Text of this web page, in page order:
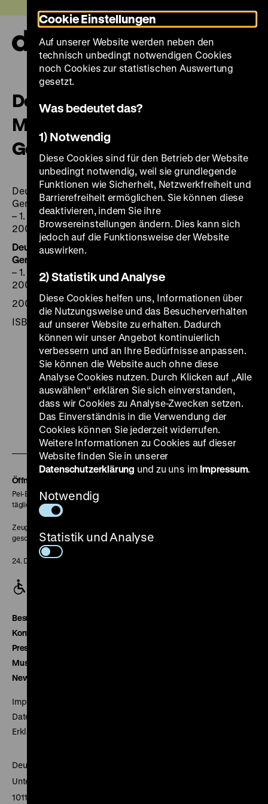
zum
Seiteninhalt
springen
Deutsches Historisches
Museum. Die Sammlung:
Gemälde
Deutsches Historisches Museum. Die Sammlung:
Gemälde / Hrsg.: Elisabeth Klotz und Dieter Vorsteher.
– 1. Aufl. – Heidelberg: Edition Braus im Wachter-Verlag,
2006. – 328 S.: zahlr. Ill., ISBN 3-89904-231-X
Deutsches Historisches Museum. Die Sammlung:
Gemälde
– 1. Aufl. – Heidelberg: Edition Braus im Wachter-Verlag,
2006. – 328 S.: zahlr. Ill., ISBN 3-89904-231-X
2006, Edition Braus im Wachter-Verlag
ISBN 3-89904-231-
Zu
unserer
Instagram
Seite
Zu
unserer
YouTube
Seite
Zu
unserer
Facebook
Seite
Zu
unserer
LinkedIn
Seite
Zu
Seite
Zu
unserer
Soundcloud
Öffnungszeiten
Pei-Bau:
täglich 10-18 Uhr
Zeughaus:
geschlossen
24. Dezember geschlossen
Besucherservice
Kontakt
Presse
Museumsverein
Newsletter
Impressum
Datenschutz
Erklärung digitale Barrierefreiheit
Deutsches Historisches Museum
Unter den Linden 2
10117 Berlin
Cookie Einstellungen
Auf unserer Website werden neben den
technisch unbedingt notwendigen Cookies
noch Cookies zur statistischen Auswertung
gesetzt.
Was bedeutet das?
1) Notwendig
Diese Cookies sind für den Betrieb der Website
unbedingt notwendig, weil sie grundlegende
Funktionen wie Sicherheit, Netzwerkfreiheit und
Barrierefreiheit ermöglichen. Sie können diese
deaktivieren, indem Sie ihre
Browsereinstellungen ändern. Dies kann sich
jedoch auf die Funktionsweise der Website
auswirken.
2) Statistik und Analyse
Diese Cookies helfen uns, Informationen über
die Nutzungsweise und das Besucherverhalten
auf unserer Website zu erhalten. Dadurch
können wir unser Angebot kontinuierlich
verbessern und an Ihre Bedürfnisse anpassen.
Sie können die Website auch ohne diese
Analyse Cookies nutzen. Durch Klicken auf „Alle
auswählen“ erklären Sie sich einverstanden,
dass wir Cookies zu Analyse-Zwecken setzen.
Das Einverständnis in die Verwendung der
Cookies können Sie jederzeit widerrufen.
Weitere Informationen zu Cookies auf dieser
Website finden Sie in unserer
Datenschutzerklärung und zu uns im Impressum.
Notwendig
Statistik und Analyse